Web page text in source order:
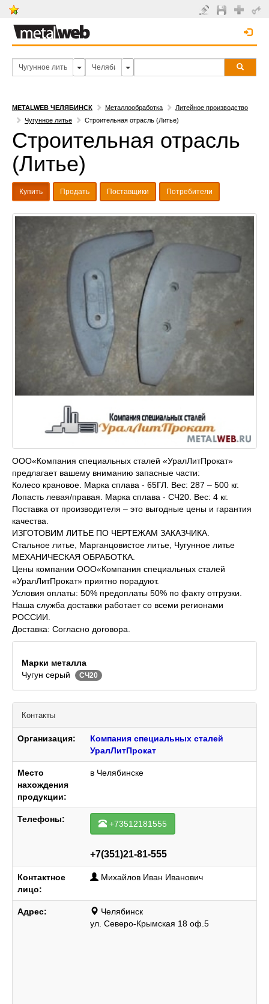
METALWEB ЧЕЛЯБИНСК Металлообработка
Литейное производство
Чугунное литье
Строительная отрасль (Литье)
Строительная отрасль
(Литье)
Купить Продать Поставщики Потребители
ООО«Компания специальных сталей «УралЛитПрокат»
предлагает вашему вниманию запасные части:
Колесо крановое. Марка сплава - 65ГЛ. Вес: 287 – 500 кг.
Лопасть левая/правая. Марка сплава - СЧ20. Вес: 4 кг.
Поставка от производителя – это выгодные цены и гарантия
качества.
ИЗГОТОВИМ ЛИТЬЕ ПО ЧЕРТЕЖАМ ЗАКАЗЧИКА.
Cтальное литье, Марганцовистое литье, Чугунное литье
МЕХАНИЧЕСКАЯ ОБРАБОТКА.
Цены компании ООО«Компания специальных сталей
«УралЛитПрокат» приятно порадуют.
Условия оплаты: 50% предоплаты 50% по факту отгрузки.
Наша служба доставки работает со всеми регионами
РОССИИ.
Доставка: Cогласно договора.
Марки металла
Чугун серый
СЧ20
Контакты
Организация:
Компания специальных сталей
УралЛитПрокат
Место
нахождения
продукции:
в Челябинске
Телефоны: +73512181555
+7(351)21-81-555
Контактное
лицо:
Михайлов Иван Иванович
Адрес:
Челябинск
ул. Северо-Крымская 18 оф.5